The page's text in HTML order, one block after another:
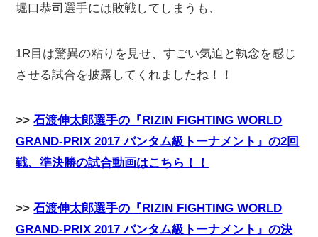
堀口恭司選手には敗戦してしまうも、
1R目は驚異の粘りを見せ、すごい気迫と執念を感じ
させる試合を披露してくれましたね！！
>> 石渡伸太郎選手の『RIZIN FIGHTING WORLD
GRAND-PRIX 2017 バンタム級トーナメント』の2回
戦、準決勝の試合動画はこちら！！
>> 石渡伸太郎選手の『RIZIN FIGHTING WORLD
GRAND-PRIX 2017 バンタム級トーナメント』の決